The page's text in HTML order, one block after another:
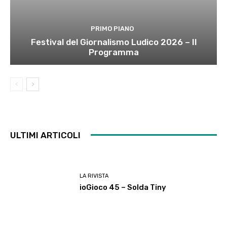
PRIMO PIANO
Festival del Giornalismo Ludico 2026 – Il
Programma
ULTIMI ARTICOLI
LA RIVISTA
ioGioco 45 – Solda Tiny